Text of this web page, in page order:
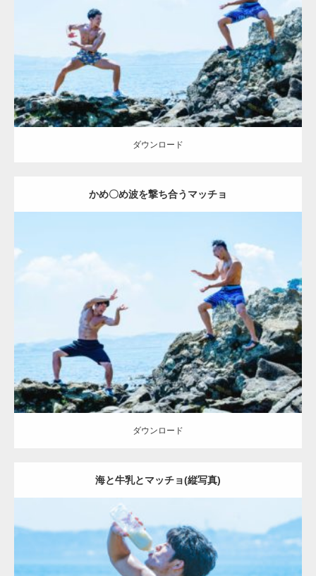
海のマッチョ2 AKIHITO(細マッチョ) 外資系筋肉
ダウンロード
ダウンロード
かめ〇め波を撃ち合うマッチョ
Category:海のマッチョ2 外資系筋肉 闘うマッチョ
ダウンロード
ダウンロード
海と牛乳とマッチョ(縦写真)
Update:2023.09.6